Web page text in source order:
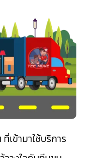
ข้ามาใช้บริการ